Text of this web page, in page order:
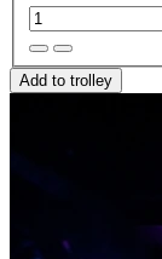
Add to trolley